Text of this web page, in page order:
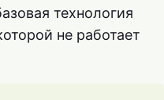
технология
не работает